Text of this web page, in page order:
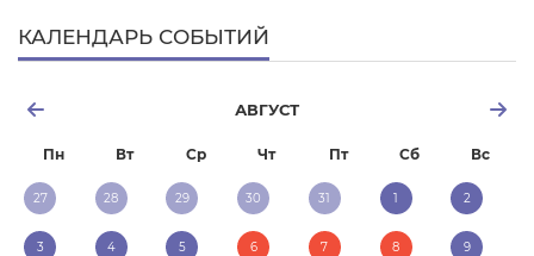
КАЛЕНДАРЬ СОБЫТИЙ
АВГУСТ
Пн Вт Ср Чт Пт Сб Вс
27 28 29 30 31 1 2
3 4 5 6 7 8 9